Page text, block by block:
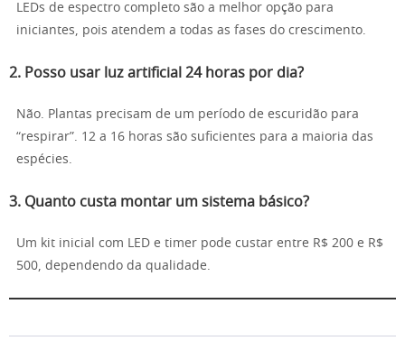
LEDs de espectro completo são a melhor opção para
iniciantes, pois atendem a todas as fases do crescimento.
2. Posso usar luz artificial 24 horas por dia?
Não. Plantas precisam de um período de escuridão para
“respirar”. 12 a 16 horas são suficientes para a maioria das
espécies.
3. Quanto custa montar um sistema básico?
Um kit inicial com LED e timer pode custar entre R$ 200 e R$
500, dependendo da qualidade.